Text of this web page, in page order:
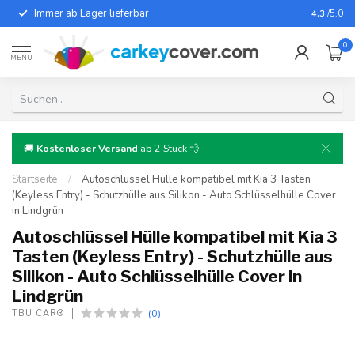
Immer ab Lager lieferbar Für fast
4.3 /5.0
MENU
0
🚚 Kostenloser Versand ab 2 Stück 💨
Startseite /
Autoschlüssel Hülle kompatibel mit Kia 3 Tasten
(Keyless Entry) - Schutzhülle aus Silikon - Auto Schlüsselhülle Cover
in Lindgrün
Autoschlüssel Hülle kompatibel mit Kia 3
Tasten (Keyless Entry) - Schutzhülle aus
Silikon - Auto Schlüsselhülle Cover in
Lindgrün
TBU CAR® (0)